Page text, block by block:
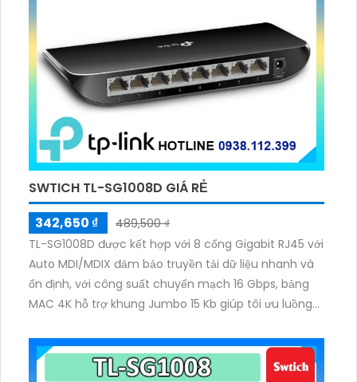
SWTICH TL-SG1008D GIÁ RẺ
342,650 ₫
489,500 ₫
TL-SG1008D được kết hợp với 8 cổng Gigabit RJ45 với
Auto MDI/MDIX đảm bảo truyền tải dữ liệu nhanh và
ổn định, với công suất chuyển mạch 16 Gbps, bảng
MAC 4K hỗ trợ khung Jumbo 15 Kb giúp tôi ưu luồng